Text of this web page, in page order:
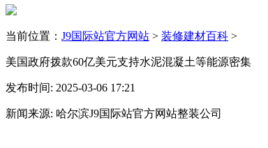
当前位置： J9国际站官方网站 > 装修建材百科 >
美国政府拨款60亿美元支持水泥混凝土等能源密集
发布时间: 2025-03-06 17:21
新闻来源: 哈尔滨J9国际站官方网站整装公司